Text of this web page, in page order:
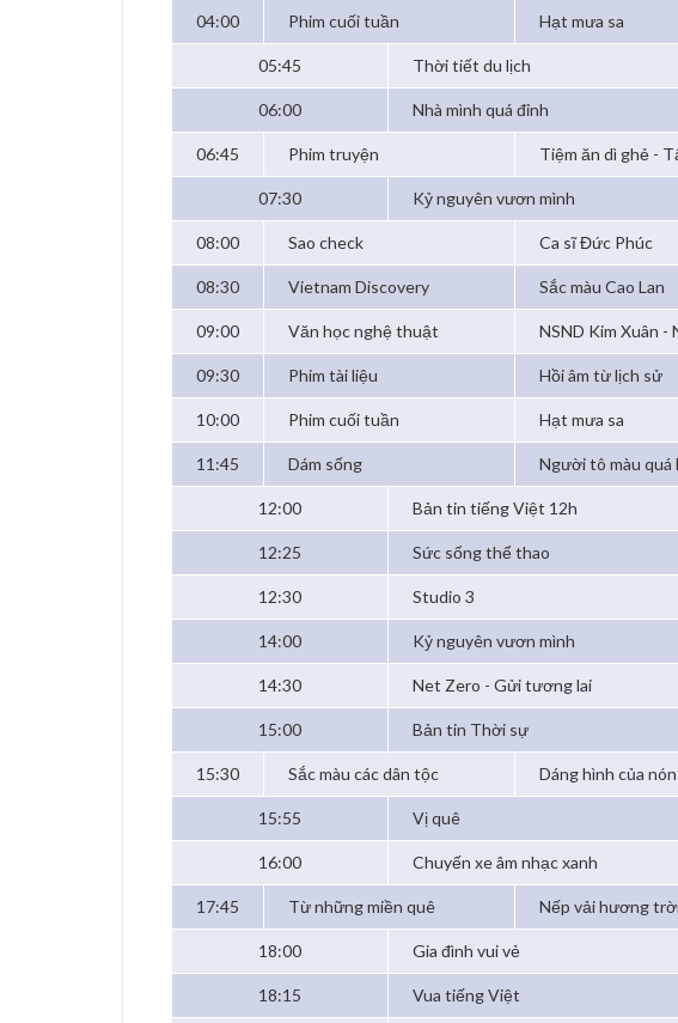
04:00 Phim cuối tuần Hạt mưa sa
05:45 Thời tiết du lịch
06:00 Nhà mình quá đỉnh
06:45 Phim truyện Tiệm ăn dì ghẻ -
07:30 Kỷ nguyên vươn mình
08:00 Sao check Ca sĩ Đức Phúc
08:30 Vietnam Discovery Sắc màu Cao Lan
09:00 Văn học nghệ thuật NSND Kim Xuân
09:30 Phim tài liệu Hồi âm từ lịch sử
10:00 Phim cuối tuần Hạt mưa sa
11:45 Dám sống Người tô màu quá
12:00 Bản tin tiếng Việt 12h
12:25 Sức sống thể thao
12:30 Studio 3
14:00 Kỷ nguyên vươn mình
14:30 Net Zero - Gửi tương lai
15:00 Bản tin Thời sự
15:30 Sắc màu các dân tộc Dáng hình của nón
15:55 Vị quê
16:00 Chuyến xe âm nhạc xanh
17:45 Từ những miền quê Nếp vải hương
18:00 Gia đình vui vẻ
18:15 Vua tiếng Việt